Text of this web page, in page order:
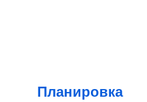
Планировка